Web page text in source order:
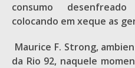
consumo
colocando em xeque as
Maurice F. Strong,
da Rio 92, naquele